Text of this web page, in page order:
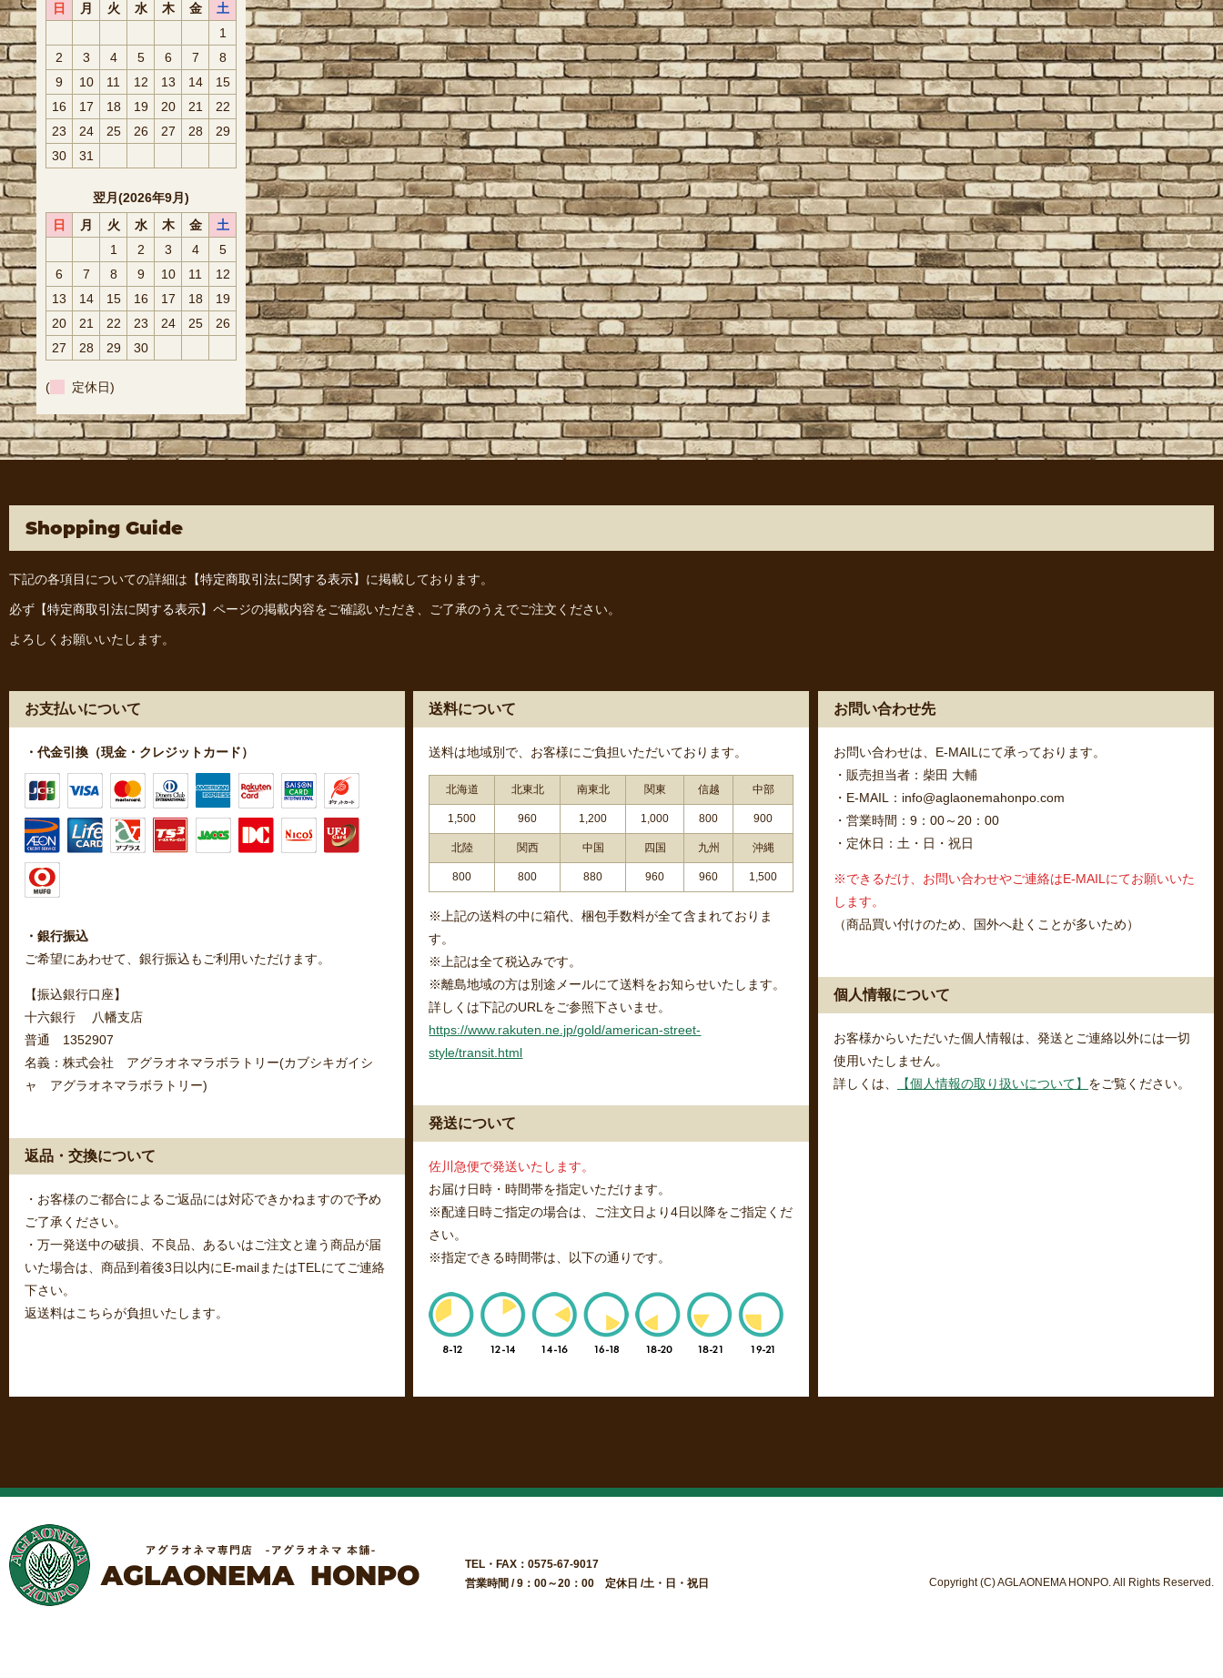
日
月 火 水 木 金
土
1
2
3 4 5 6 7
8
9
10 11 12 13 14
15
16
17 18 19 20 21
22
23
24 25 26 27 28
29
30
31
翌月(2026年9月)
日
月 火 水 木 金
土
1
2 3 4
5
6
7 8 9 10 11
12
13
14 15 16 17 18
19
20
21 22 23 24 25
26
27
28 29 30
( 定休日)
Shopping Guide
下記の各項目についての詳細は 【特定商取引法に関する表示】 に掲載しております。
必ず 【特定商取引法に関する表示】 ページの掲載内容をご確認いただき、ご了承のうえでご注文ください。
よろしくお願いいたします。
お支払いについて
・代金引換（現金・クレジットカード）
・銀行振込
ご希望にあわせて、銀行振込もご利用いただけます。
【振込銀行口座】
十六銀行 八幡支店
普通 1352907
名義：株式会社 アグラオネマラボラトリー(カブシキガイシ
ャ アグラオネマラボラトリー)
返品・交換について
・お客様のご都合によるご返品には対応できかねますので予め
ご了承ください。
・万一発送中の破損、不良品、あるいはご注文と違う商品が届
いた場合は、商品到着後3日以内にE-mailまたはTELにてご連絡
下さい。
返送料はこちらが負担いたします。
送料について
送料は地域別で、お客様にご負担いただいております。
北海道 北東北 南東北 関東 信越 中部
1,500 960 1,200 1,000 800 900
北陸 関西 中国 四国 九州 沖縄
800 800 880 960 960 1,500
※上記の送料の中に箱代、梱包手数料が全て含まれておりま
す。
※上記は全て税込みです。
※離島地域の方は別途メールにて送料をお知らせいたします。
詳しくは下記のURLをご参照下さいませ。
https://www.rakuten.ne.jp/gold/american-street-
style/transit.html
発送について
佐川急便で発送いたします。
お届け日時・時間帯を指定いただけます。
※配達日時ご指定の場合は、ご注文日より4日以降をご指定くだ
さい。
※指定できる時間帯は、以下の通りです。
お問い合わせ先
お問い合わせは、E-MAILにて承っております。
・販売担当者：柴田 大輔
・E-MAIL：info@aglaonemahonpo.com
・営業時間：9：00～20：00
・定休日：土・日・祝日
※できるだけ、お問い合わせやご連絡はE-MAILにてお願いいた
します。
（商品買い付けのため、国外へ赴くことが多いため）
個人情報について
お客様からいただいた個人情報は、発送とご連絡以外には一切
使用いたしません。
詳しくは、
【個人情報の取り扱いについて】 をご覧ください。
TEL・FAX：0575-67-9017
営業時間 / 9：00～20：00 定休日 /土・日・祝日
Copyright (C) AGLAONEMA HONPO. All Rights Reserved.